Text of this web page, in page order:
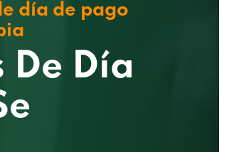
día de pago
De Día